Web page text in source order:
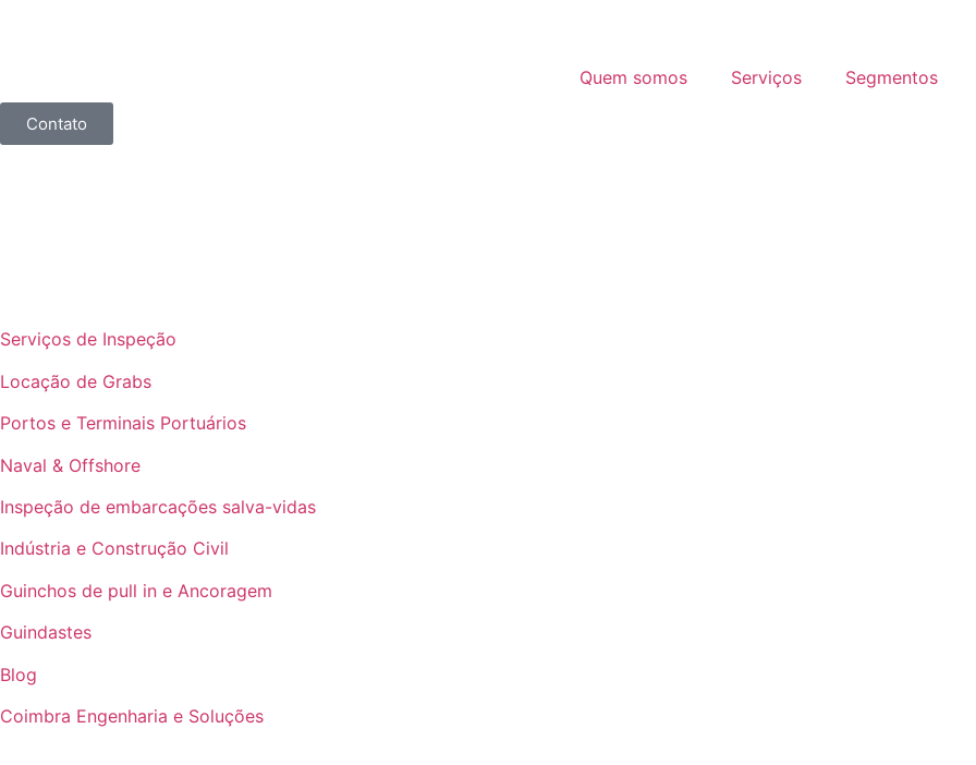
Quem somos Serviços Segmentos
Contato
Serviços de Inspeção
Locação de Grabs
Portos e Terminais Portuários
Naval & Offshore
Inspeção de embarcações salva-vidas
Indústria e Construção Civil
Guinchos de pull in e Ancoragem
Guindastes
Blog
Coimbra Engenharia e Soluções